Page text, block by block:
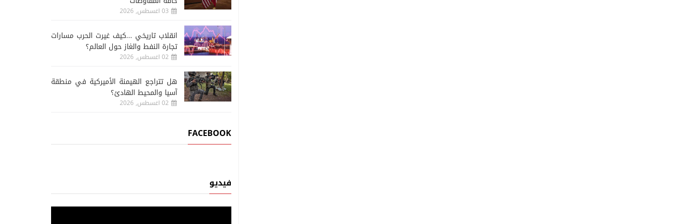
03 اغسطس, 2026
انقلاب تاريخي ...كيف غيرت الحرب مسارات
تجارة النفط والغاز حول العالم؟
02 اغسطس, 2026
هل تتراجع الهيمنة الأميركية في منطقة
آسيا والمحيط الهادئ؟
02 اغسطس, 2026
FACEBOOK
فيديو